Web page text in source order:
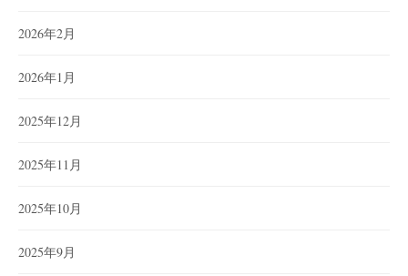
2026年2月
2026年1月
2025年12月
2025年11月
2025年10月
2025年9月